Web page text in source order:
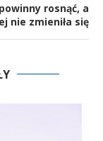
rosnąć, a
nie zmieniła się